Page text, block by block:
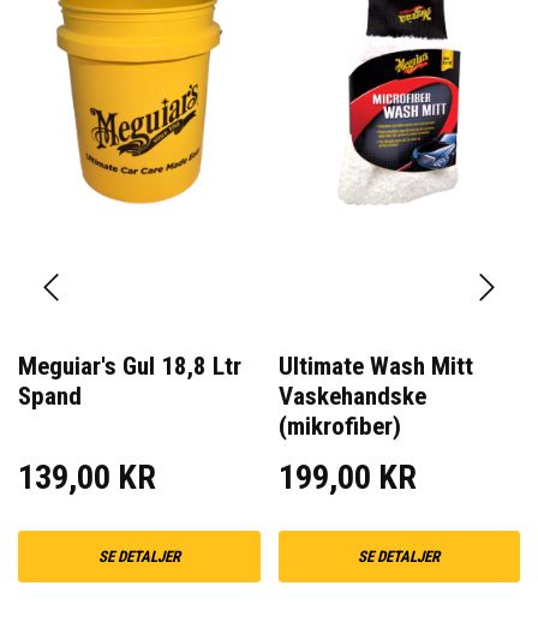
Meguiar's Gul 18,8 Ltr
Spand
139,00 KR
SE DETALJER
Ultimate Wash Mitt
Vaskehandske
(mikrofiber)
199,00 KR
SE DETALJER